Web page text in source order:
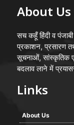
About Us
सच कहूँ हिंदी व
प्रकाशन, प्रसारण
सूचनाओं, सांस्कृतिक
बदलाव लाने में
Links
About Us